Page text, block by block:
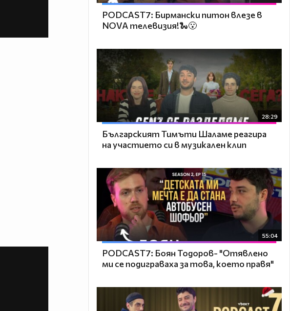
PODCAST7: Бирмански питон влезе в
NOVA телевизия!🐍😮
28:29
Българският Тимъти Шаламе реагира
на участието си в музикален клип
55:04
PODCAST7: ‪Боян Тодоров- "Отявлено
ми се подиграваха за това, което правя"